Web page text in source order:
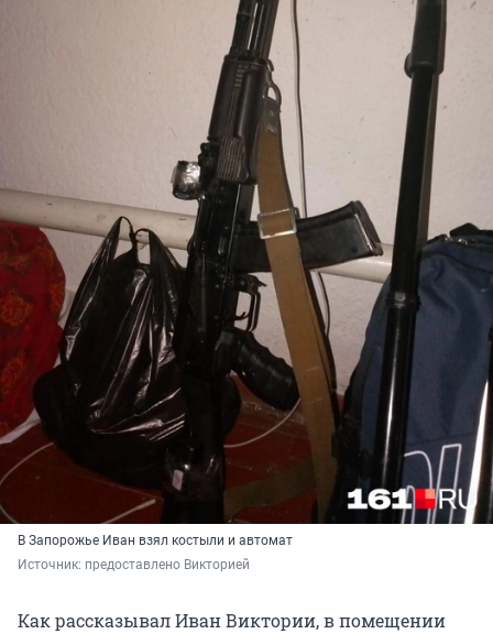
В Запорожье Иван взял костыли и автомат
Источник: предоставлено Викторией
Как рассказывал Иван Виктории, в помещении